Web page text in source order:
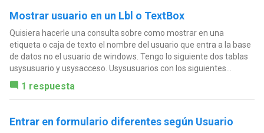
Mostrar usuario en un Lbl o TextBox
Quisiera hacerle una consulta sobre como mostrar en una
etiqueta o caja de texto el nombre del usuario que entra a la base
de datos no el usuario de windows. Tengo lo siguiente dos tablas
usysusuario y usysacceso. Usysusuarios con los siguientes...
1 respuesta
Entrar en formulario diferentes según Usuario